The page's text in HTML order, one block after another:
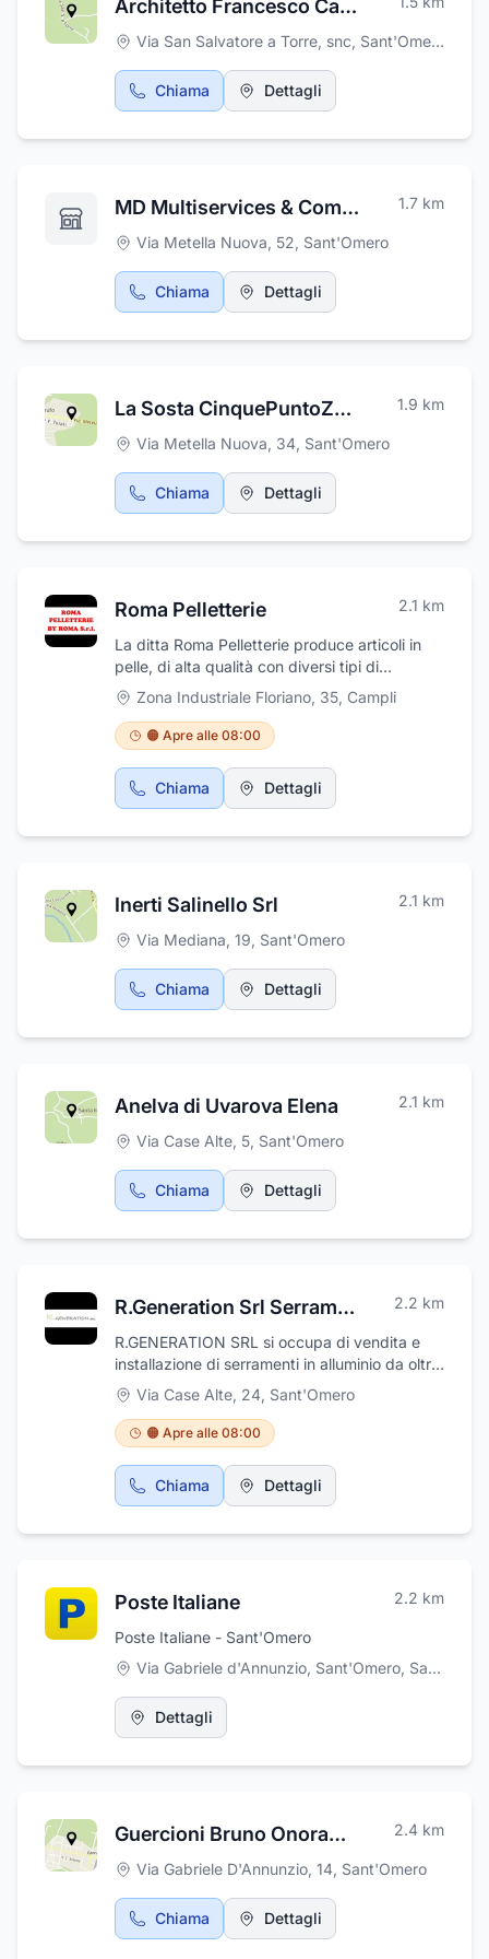
Architetto Francesco Campanella Sant'Omero - Teramo
Via San Salvatore a Torre, snc, Sant'Omero
Chiama Dettagli
MD Multiservices & Commerce Srls 1.7 km
Via Metella Nuova, 52, Sant'Omero
Chiama Dettagli
La Sosta CinquePuntoZero 1.9 km
Via Metella Nuova, 34, Sant'Omero
Chiama Dettagli
Roma Pelletterie 2.1 km
La ditta Roma Pelletterie produce articoli in
pelle, di alta qualità con diversi tipi di
lavorazioni. La ditta Roma srl si è distinta per
la qualità e la cura costante durante tutte le
fasi della produzione. L'azienda produce
cinture, abbigliamento di pelletteria per alta
moda, portafogli. La ditta ha sede a Campli, in
provincia di Teramo.
Zona Industriale Floriano, 35, Campli
🟠 Apre alle 08:00
Chiama Dettagli
Inerti Salinello Srl 2.1 km
Via Mediana, 19, Sant'Omero
Chiama Dettagli
Anelva di Uvarova Elena 2.1 km
Via Case Alte, 5, Sant'Omero
Chiama Dettagli
R.Generation Srl Serramenti in Alluminio o Legno/Alluminio Zanzariere su Misura 2.2 km
R.GENERATION SRL si occupa di vendita e
installazione di serramenti in alluminio da oltre
40 anni. Forniamo una gamma completa di
porte e finestre interne ed esterne, oltre a
persiane, porte blindate e zanzariere delle
migliori marche presenti sul mercato. I nostri
prodotti sono caratterizzati da innovazione,
tecnologia, alta efficienza energetica e qualità
questi prodotti, non esitate a contattarci:
Via Case Alte, 24, Sant'Omero
🟠 Apre alle 08:00
Chiama Dettagli
Poste Italiane 2.2 km
Poste Italiane - Sant'Omero
Via Gabriele d'Annunzio, Sant'Omero, Sant'Omero
Dettagli
Guercioni Bruno Onoranze Funebri 2.4 km
Via Gabriele D'Annunzio, 14, Sant'Omero
Chiama Dettagli